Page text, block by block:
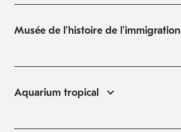
Musée de l'histoire de l'immigration
Aquarium tropical